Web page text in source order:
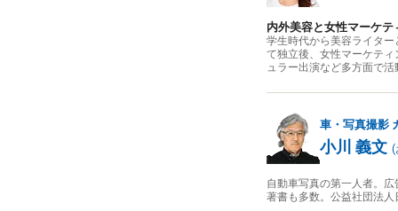
内外美容と女性マーケ
学生時代から美容ライタ
て独立後、女性マーケテ
ュラー出演など多方面で活
車・写真撮影
小川 義文 (
自動車写真の第一人者。
著書も多数。公益社団法